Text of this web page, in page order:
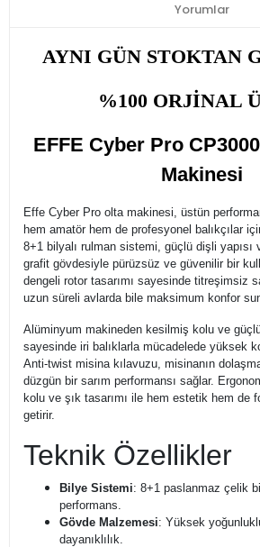
Yorumlar
AYNI GÜN STOKTAN
%100 ORJİNAL
EFFE Cyber Pro
Makinesi
Effe Cyber Pro olta makinesi, üstün
hem amatör hem de profesyonel balıkçılar
8+1 bilyalı rulman sistemi, güçlü dişli
grafit gövdesiyle pürüzsüz ve güvenilir bir
dengeli rotor tasarımı sayesinde titreşimsiz
uzun süreli avlarda bile maksimum konfor
Alüminyum makineden kesilmiş kolu ve
sayesinde iri balıklarla mücadelede yüksek
Anti-twist misina kılavuzu, misinanın
düzgün bir sarım performansı sağlar.
kolu ve şık tasarımı ile hem estetik hem de
getirir.
Teknik Özellikler
Bilye Sistemi: 8+1 paslanmaz çelik
performans.
Gövde Malzemesi: Yüksek
dayanıklılık.